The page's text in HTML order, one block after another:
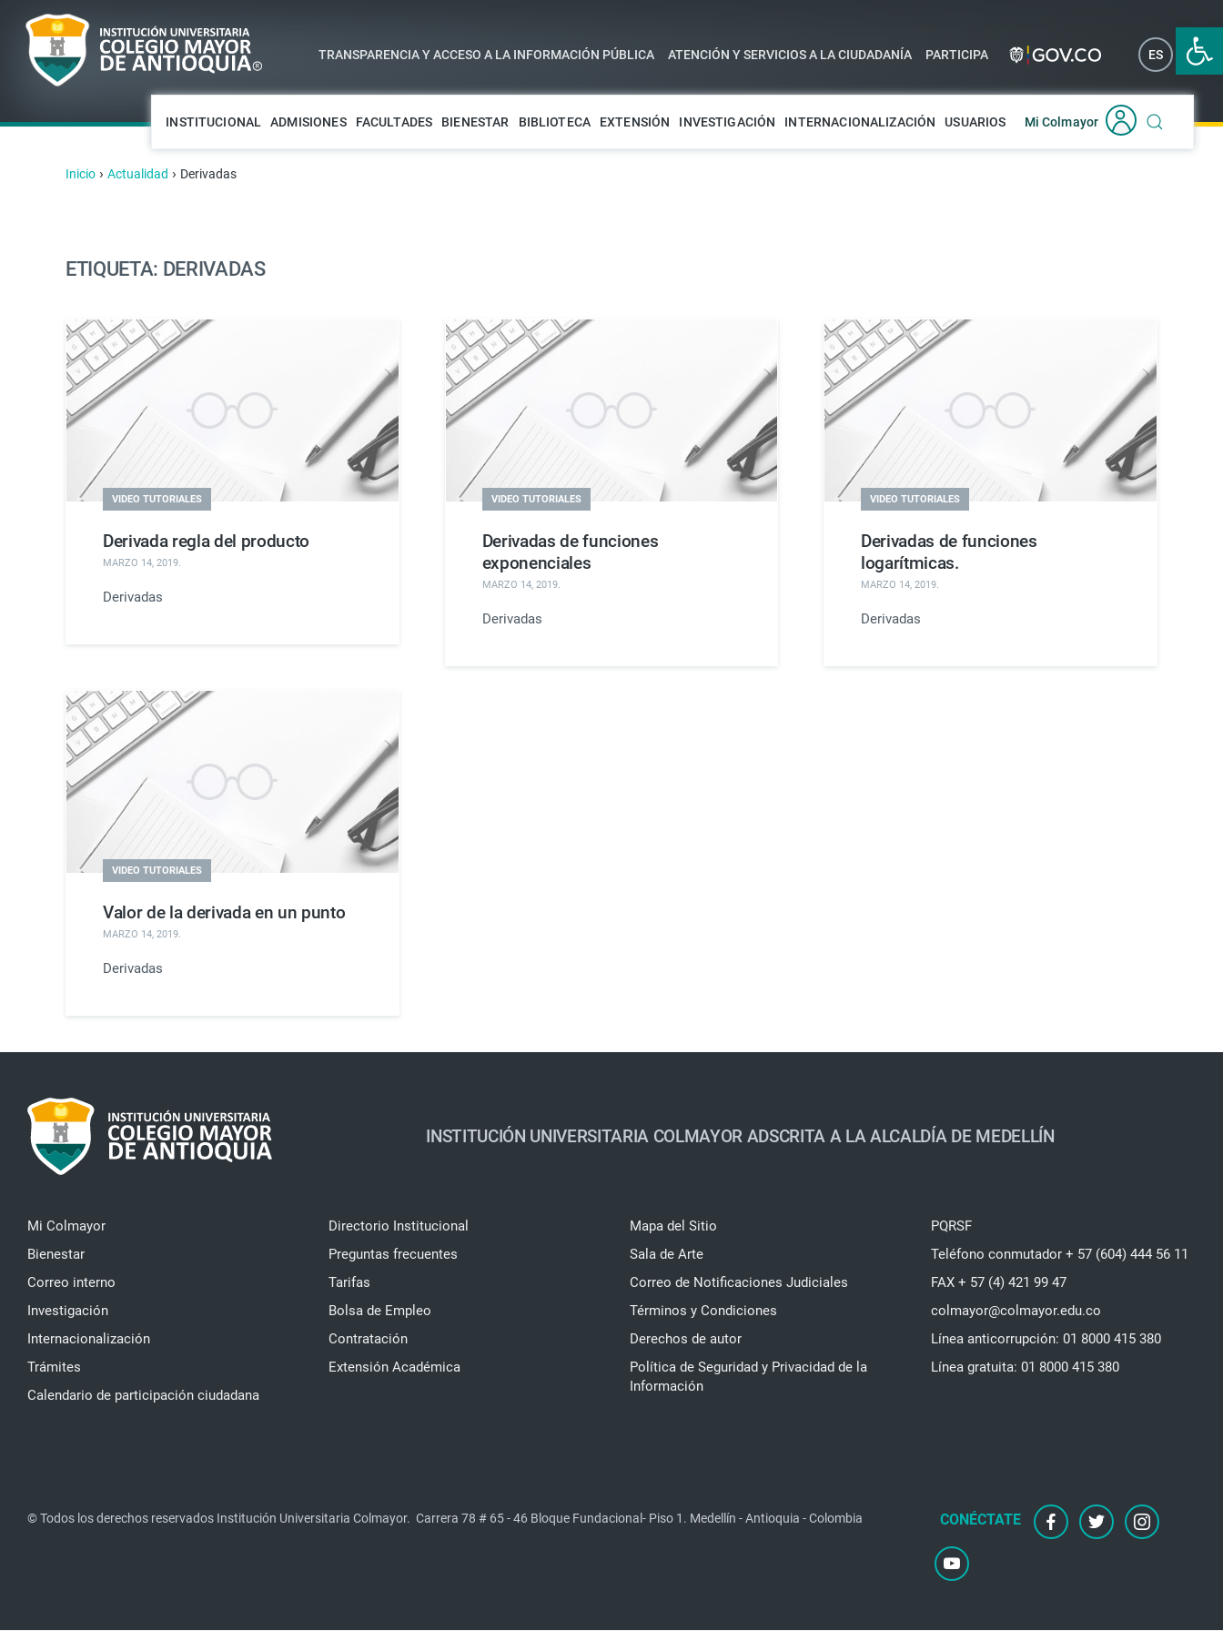
Abrir
TRANSPARENCIA Y ACCESO A LA INFORMACIÓN PÚBLICA ATENCIÓN Y SERVICIOS A LA CIUDADANÍA PARTICIPA ES EN
INSTITUCIONAL ADMISIONES FACULTADES BIENESTAR BIBLIOTECA EXTENSIÓN INVESTIGACIÓN INTERNACIONALIZACIÓN USUARIOS Mi Colmayor
Inicio › Actualidad › Derivadas
ETIQUETA: DERIVADAS
VIDEO TUTORIALES
Derivada regla del producto
MARZO 14, 2019.
Derivadas
VIDEO TUTORIALES
Derivadas de funciones
exponenciales
MARZO 14, 2019.
Derivadas
VIDEO TUTORIALES
Derivadas de funciones
logarítmicas.
MARZO 14, 2019.
Derivadas
VIDEO TUTORIALES
Valor de la derivada en un punto
MARZO 14, 2019.
Derivadas
INSTITUCIÓN UNIVERSITARIA COLMAYOR ADSCRITA A LA ALCALDÍA DE MEDELLÍN
Mi Colmayor
Bienestar
Correo interno
Investigación
Internacionalización
Trámites
Calendario de participación ciudadana
Directorio Institucional
Preguntas frecuentes
Tarifas
Bolsa de Empleo
Contratación
Extensión Académica
Mapa del Sitio
Sala de Arte
Correo de Notificaciones Judiciales
Términos y Condiciones
Derechos de autor
Política de Seguridad y Privacidad de la
Información
PQRSF
Teléfono conmutador + 57 (604) 444 56 11
FAX + 57 (4) 421 99 47
colmayor@colmayor.edu.co
Línea anticorrupción: 01 8000 415 380
Línea gratuita: 01 8000 415 380
© Todos los derechos reservados Institución Universitaria Colmayor. Carrera 78 # 65 - 46 Bloque Fundacional- Piso 1. Medellín - Antioquia - Colombia facebooktwitter instagram
youtube